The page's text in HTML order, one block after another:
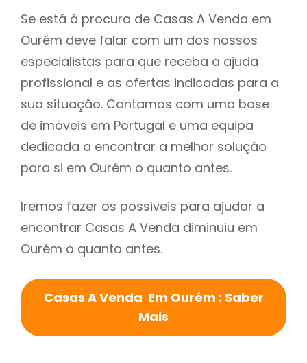
Se está à procura de Casas A Venda em
Ourém deve falar com um dos nossos
especialistas para que receba a ajuda
profissional e as ofertas indicadas para a
sua situação. Contamos com uma base
de imóveis em Portugal e uma equipa
dedicada a encontrar a melhor solução
para si em Ourém o quanto antes.
Iremos fazer os possiveis para ajudar a
encontrar Casas A Venda diminuiu em
Ourém o quanto antes.
Casas A Venda Em Ourém : Saber
Mais